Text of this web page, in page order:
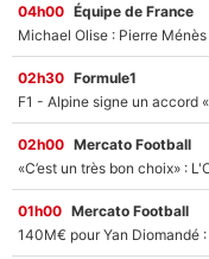
04h00 Équipe de France
02h30 Formule1
02h00 Mercato Football
01h00 Mercato Football